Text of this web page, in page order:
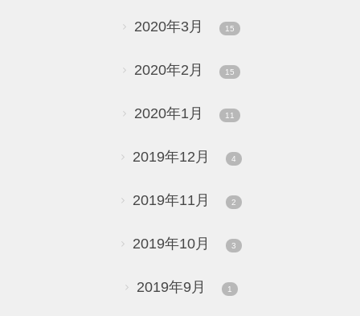
2020年3月 15
2020年2月 15
2020年1月 11
2019年12月 4
2019年11月 2
2019年10月 3
2019年9月 1